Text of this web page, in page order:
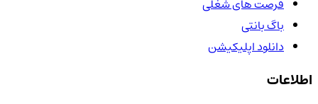
باگ بانتی
دانلود اپلیکیشن
اطلاعات